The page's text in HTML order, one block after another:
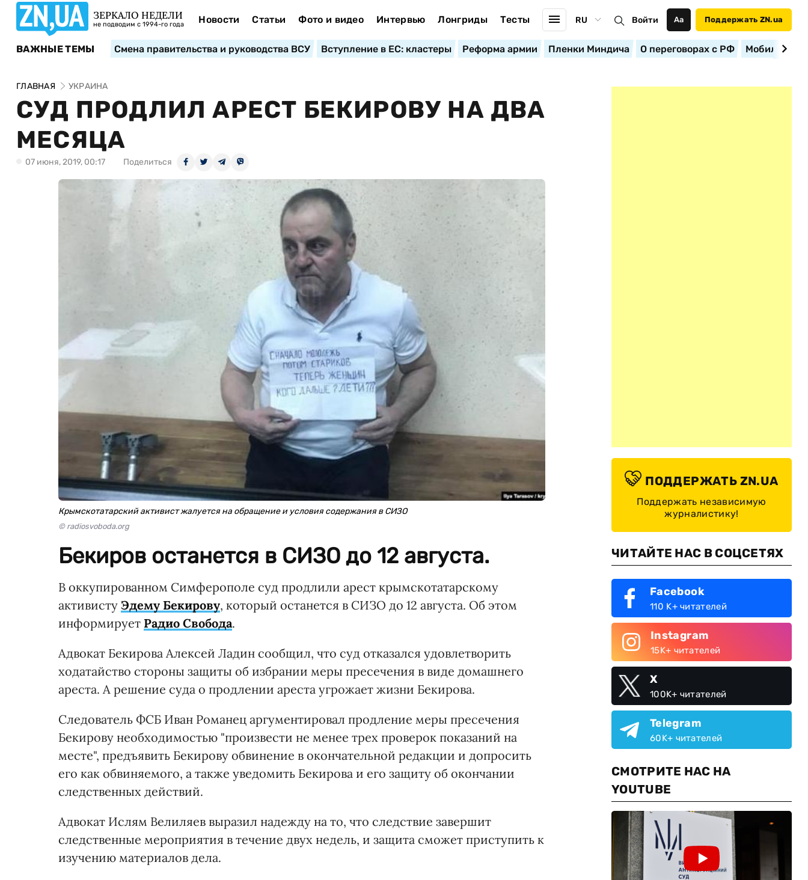
ЗЕРКАЛО НЕДЕЛИ
не подводим с 1994-го года Новости Статьи Фото и видео Интервью Лонгриды Тесты RU Войти Аа Поддержать ZN.ua
ВАЖНЫЕ ТЕМЫ Смена правительства и руководства ВСУ Вступление в ЕС: кластеры Реформа армии Пленки Миндича О переговорах с РФ
ГЛАВНАЯ УКРАИНА
СУД ПРОДЛИЛ АРЕСТ БЕКИРОВУ НА ДВА
МЕСЯЦА
07 июня, 2019, 00:17 Поделиться
Крымскотатарский активист жалуется на обращение и условия содержания в СИЗО
© radiosvoboda.org
Бекиров останется в СИЗО до 12 августа.
В оккупированном Симферополе суд продлили арест крымскотатарскому
активисту Эдему Бекирову, который останется в СИЗО до 12 августа. Об этом
информирует Радио Свобода.
Адвокат Бекирова Алексей Ладин сообщил, что суд отказался удовлетворить
ходатайство стороны защиты об избрании меры пресечения в виде домашнего
ареста. А решение суда о продлении ареста угрожает жизни Бекирова.
Следователь ФСБ Иван Романец аргументировал продление меры пресечения
Бекирову необходимостью "произвести не менее трех проверок показаний на
месте", предъявить Бекирову обвинение в окончательной редакции и допросить
его как обвиняемого, а также уведомить Бекирова и его защиту об окончании
следственных действий.
Адвокат Ислям Велиляев выразил надежду на то, что следствие завершит
следственные мероприятия в течение двух недель, и защита сможет приступить к
изучению материалов дела.
ПОДДЕРЖАТЬ ZN.UA
Поддержать независимую
журналистику!
ЧИТАЙТЕ НАС В СОЦСЕТЯХ
Facebook
110 K+ читателей
Instagram
15K+ читателей
X
100K+ читателей
Telegram
60K+ читателей
СМОТРИТЕ НАС НА
YOUTUBE